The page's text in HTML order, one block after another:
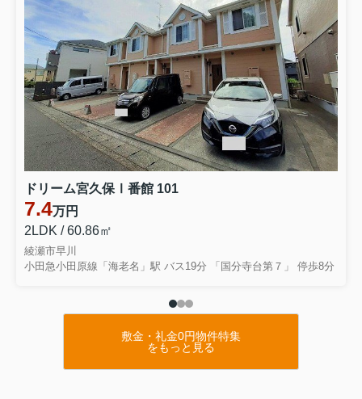
ドリーム宮久保Ⅰ番館 101
7.4万円
2LDK / 60.86㎡
綾瀬市早川
小田急小田原線「海老名」駅 バス19分 「国分寺台第７」 停歩8分
敷金・礼金0円物件特集
をもっと見る